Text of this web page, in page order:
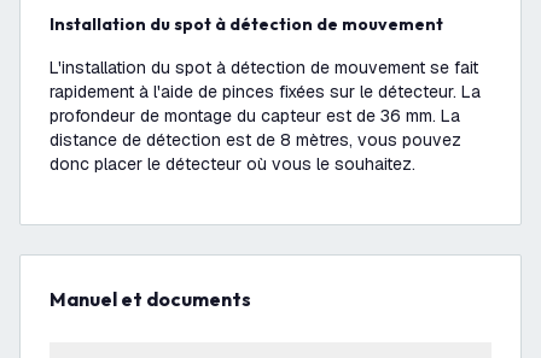
Installation du spot à détection de mouvement
L'installation du spot à détection de mouvement se fait
rapidement à l'aide de pinces fixées sur le détecteur. La
profondeur de montage du capteur est de 36 mm. La
distance de détection est de 8 mètres, vous pouvez
donc placer le détecteur où vous le souhaitez.
Manuel et documents